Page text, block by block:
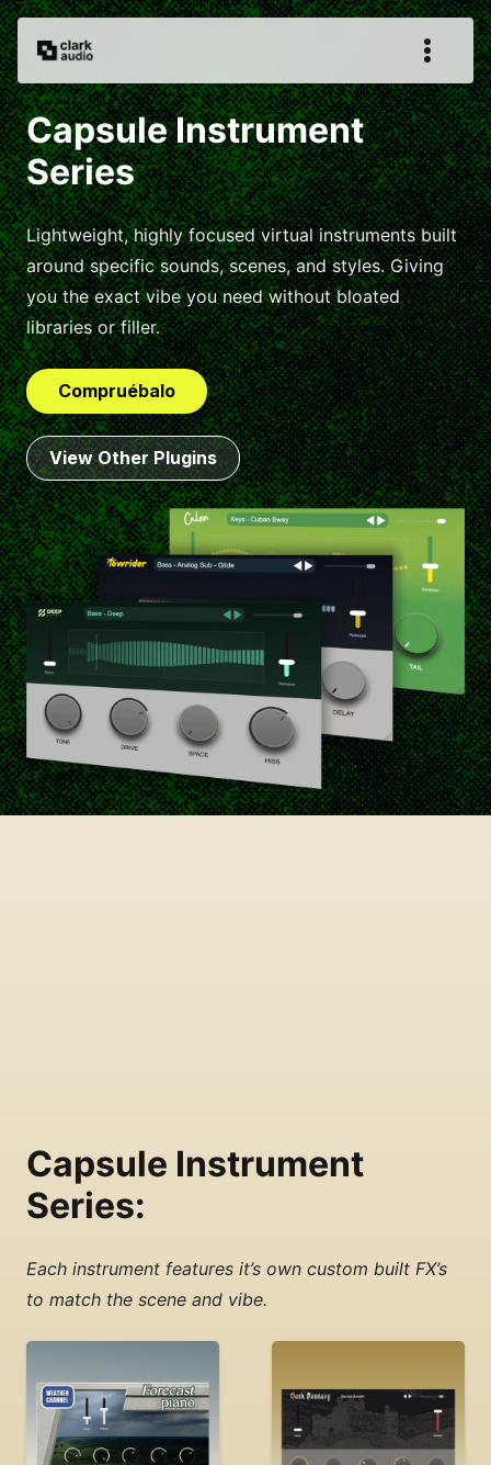
Capsule Instrument
Series
Lightweight, highly focused virtual instruments built
around specific sounds, scenes, and styles. Giving
you the exact vibe you need without bloated
libraries or filler.
Compruébalo
View Other Plugins
Capsule Instrument
Series:
Each instrument features it’s own custom built FX’s
to match the scene and vibe.